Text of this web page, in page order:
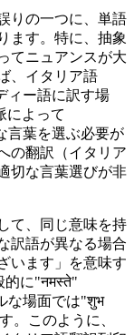
りの一つに、単語
ます。特に、抽象
てニュアンスが大
、イタリア語
ィー語に訳す場
によって
言葉を選ぶ必要が
の翻訳（イタリア
切な言葉選びが非
て、同じ意味を持
訳語が異なる場合
います」を意味す
的に"नमस्ते"
な場面では"शुभ
。このように、